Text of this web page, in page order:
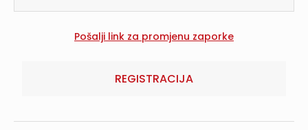
REGISTRACIJA